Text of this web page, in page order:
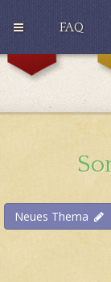
FAQ
G
i
H
u
e
f
Neues Thema